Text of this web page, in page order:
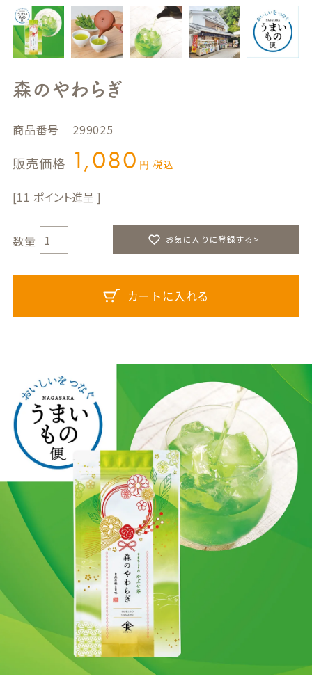
森のやわらぎ
商品番号 299025
販売価格 1,080 税込
11
お気に入りに登録する>
カートに入れる